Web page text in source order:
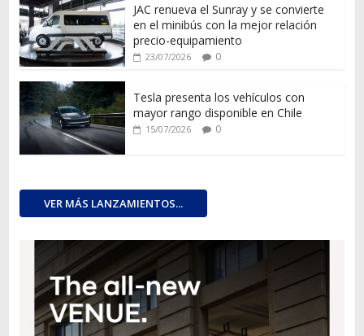
JAC renueva el Sunray y se convierte
en el minibús con la mejor relación
precio-equipamiento
23/07/2026 0
Tesla presenta los vehículos con
mayor rango disponible en Chile
15/07/2026 0
VER MÁS LANZAMIENTOS...